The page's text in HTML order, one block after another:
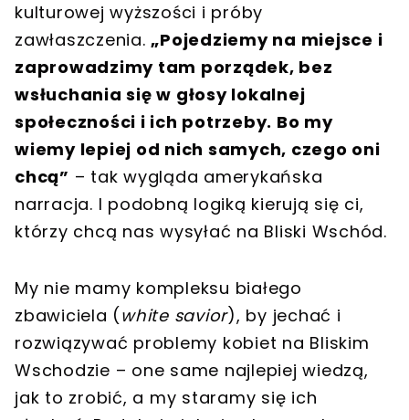
kulturowej wyższości i próby
zawłaszczenia. „Pojedziemy na miejsce i
zaprowadzimy tam porządek, bez
wsłuchania się w głosy lokalnej
społeczności i ich potrzeby. Bo my
wiemy lepiej od nich samych, czego oni
chcą” – tak wygląda amerykańska
narracja. I podobną logiką kierują się ci,
którzy chcą nas wysyłać na Bliski Wschód.
My nie mamy kompleksu białego
zbawiciela (white savior), by jechać i
rozwiązywać problemy kobiet na Bliskim
Wschodzie – one same najlepiej wiedzą,
jak to zrobić, a my staramy się ich